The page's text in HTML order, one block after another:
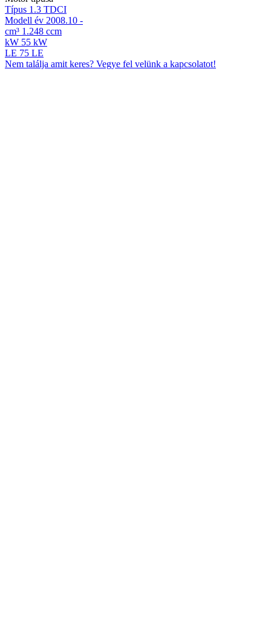
Típus 1.3 TDCI
Modell év 2008.10 -
cm³ 1.248 ccm
kW 55 kW
LE 75 LE
Nem találja amit keres? Vegye fel velünk a kapcsolatot!